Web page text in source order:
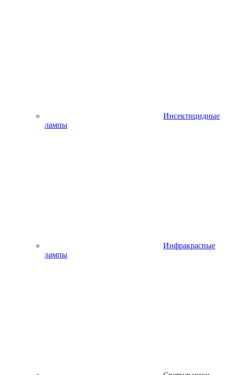
Инсектицидные
лампы
Инфракрасные
лампы